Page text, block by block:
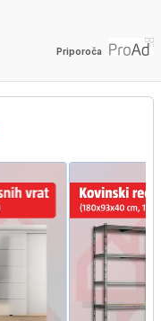
Priporoča